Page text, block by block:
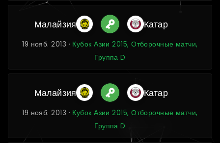
Малайзия Катар
19 нояб. 2013 · Кубок Азии 2015, Отборочные матчи,
Группа D
Малайзия Катар
19 нояб. 2013 · Кубок Азии 2015, Отборочные матчи,
Группа D